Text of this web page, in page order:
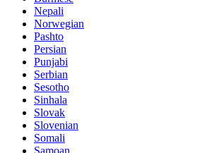
Nepali
Norwegian
Pashto
Persian
Punjabi
Serbian
Sesotho
Sinhala
Slovak
Slovenian
Somali